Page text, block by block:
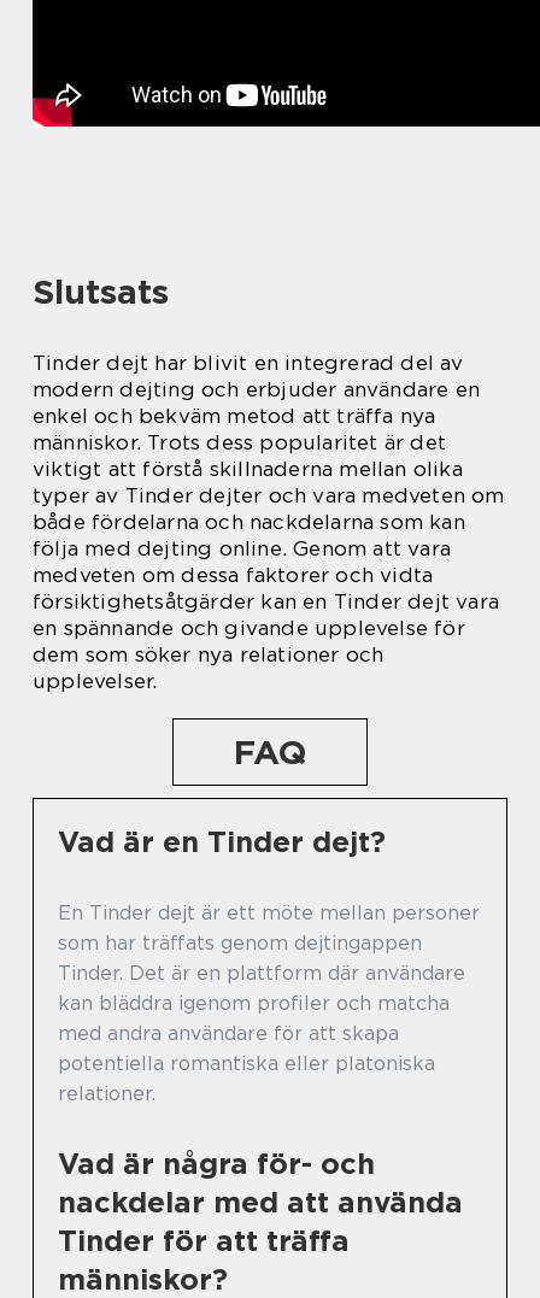
Slutsats
Tinder dejt har blivit en integrerad del av
modern dejting och erbjuder användare en
enkel och bekväm metod att träffa nya
människor. Trots dess popularitet är det
viktigt att förstå skillnaderna mellan olika
typer av Tinder dejter och vara medveten om
både fördelarna och nackdelarna som kan
följa med dejting online. Genom att vara
medveten om dessa faktorer och vidta
försiktighetsåtgärder kan en Tinder dejt vara
en spännande och givande upplevelse för
dem som söker nya relationer och
upplevelser.
FAQ
Vad är en Tinder dejt?
En Tinder dejt är ett möte mellan personer
som har träffats genom dejtingappen
Tinder. Det är en plattform där användare
kan bläddra igenom profiler och matcha
med andra användare för att skapa
potentiella romantiska eller platoniska
relationer.
Vad är några för- och
nackdelar med att använda
Tinder för att träffa
människor?